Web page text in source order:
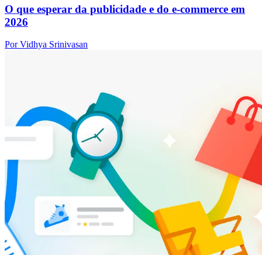
O que esperar da publicidade e do e-commerce em
2026
Por Vidhya Srinivasan